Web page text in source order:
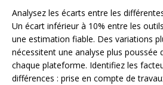
Analysez les écarts entre les
Un écart inférieur à 10% entre les
une estimation fiable. Des variations
nécessitent une analyse plus poussée
chaque plateforme. Identifiez les
différences : prise en compte de